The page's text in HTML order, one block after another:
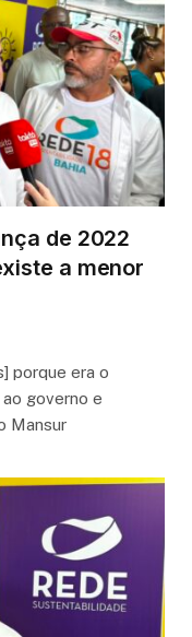
de 2022
a menor
porque era o
ao governo e
Mansur